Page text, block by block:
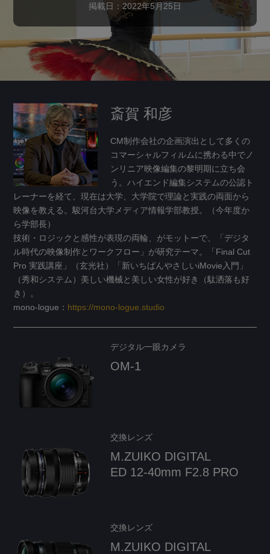
掲載日：2022年5月25日
斎賀 和彦
CM制作会社の企画演出として多くの
コマーシャルフィルムに携わる中でノ
ンリニア映像編集の黎明期に立ち会
う。ハイエンド編集システムの公認ト
レーナーを経て、現在は大学、大学院で理論と実践の両面から
映像を教える。駿河台大学メディア情報学部教授。（今年度か
ら学部長）
技術・ロジックと感性が表現の両輪、がモットーで、「デジタ
ル時代の映像制作とワークフロー」が研究テーマ。「Final Cut
Pro 実践講座」（玄光社）「新いちばんやさしいiMovie入門」
（秀和システム）美しい機械と美しい女性が好き（駄洒落も好
き）。
mono-logue： https://mono-logue.studio
デジタル一眼カメラ
OM-1
交換レンズ
M.ZUIKO DIGITAL
ED 12-40mm F2.8 PRO
交換レンズ
M.ZUIKO DIGITAL